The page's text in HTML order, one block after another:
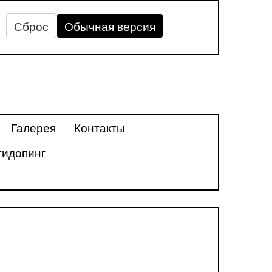
Сброс Обычная версия
Галерея
Контакты